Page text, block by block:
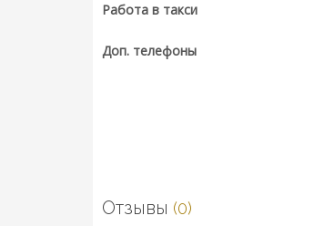
Работа в такси
Доп. телефоны
Отзывы (0)